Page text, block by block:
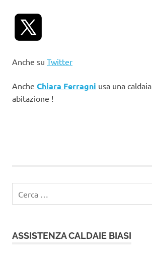
Anche su Twitter
Anche Chiara Ferragni usa una
abitazione !
per:
ASSISTENZA CALDAIE BIASI